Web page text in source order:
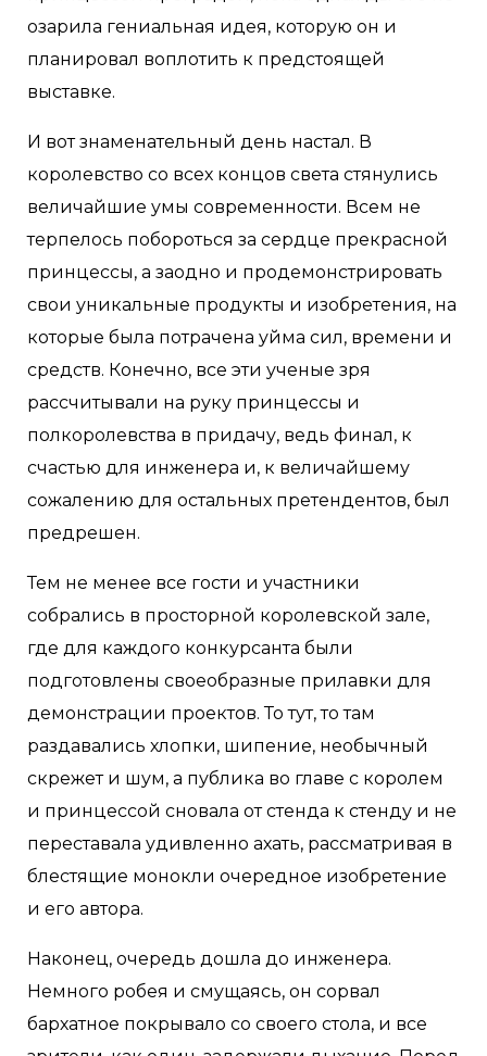
озарила гениальная идея, которую он и
планировал воплотить к предстоящей
выставке.
И вот знаменательный день настал. В
королевство со всех концов света стянулись
величайшие умы современности. Всем не
терпелось побороться за сердце прекрасной
принцессы, а заодно и продемонстрировать
свои уникальные продукты и изобретения, на
которые была потрачена уйма сил, времени и
средств. Конечно, все эти ученые зря
рассчитывали на руку принцессы и
полкоролевства в придачу, ведь финал, к
счастью для инженера и, к величайшему
сожалению для остальных претендентов, был
предрешен.
Тем не менее все гости и участники
собрались в просторной королевской зале,
где для каждого конкурсанта были
подготовлены своеобразные прилавки для
демонстрации проектов. То тут, то там
раздавались хлопки, шипение, необычный
скрежет и шум, а публика во главе с королем
и принцессой сновала от стенда к стенду и не
переставала удивленно ахать, рассматривая в
блестящие монокли очередное изобретение
и его автора.
Наконец, очередь дошла до инженера.
Немного робея и смущаясь, он сорвал
бархатное покрывало со своего стола, и все